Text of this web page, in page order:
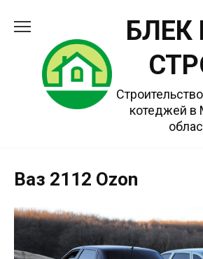
содержанию
котеджей в
Ваз 2112 Ozon